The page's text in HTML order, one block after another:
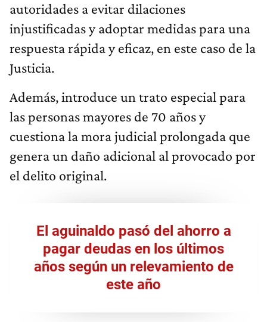
autoridades a evitar dilaciones
injustificadas y adoptar medidas para una
respuesta rápida y eficaz, en este caso de la
Justicia.
Además, introduce un trato especial para
las personas mayores de 70 años y
cuestiona la mora judicial prolongada que
genera un daño adicional al provocado por
el delito original.
El aguinaldo pasó del ahorro a
pagar deudas en los últimos
años según un relevamiento de
este año